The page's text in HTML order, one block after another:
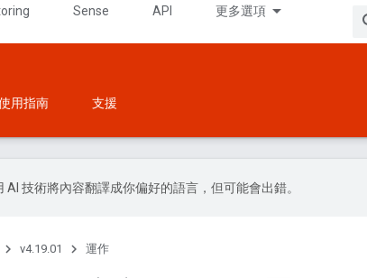
Sense API 更多選項
用指南 支援
AI 技術將內容翻譯成你偏好的語言，但可能會出錯。
v4.19.01 運作